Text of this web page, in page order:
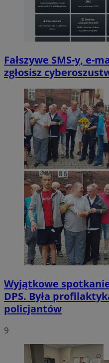
Fałszywe SMS-y, e-
zgłosisz
Wyjątkowe
DPS. Była
policjantów
9